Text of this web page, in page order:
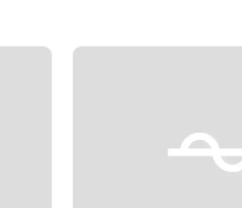
Previous slide